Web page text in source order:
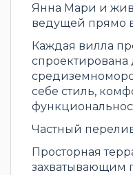
Янна Мари и
ведущей прямо
Каждая вилла
себе стиль,
Частный
Просторная
захватывающим